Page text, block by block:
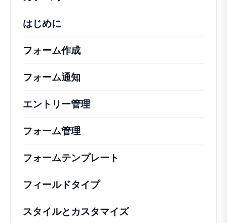
はじめに
フォーム作成
フォーム通知
エントリー管理
フォーム管理
フォームテンプレート
フィールドタイプ
スタイルとカスタマイズ